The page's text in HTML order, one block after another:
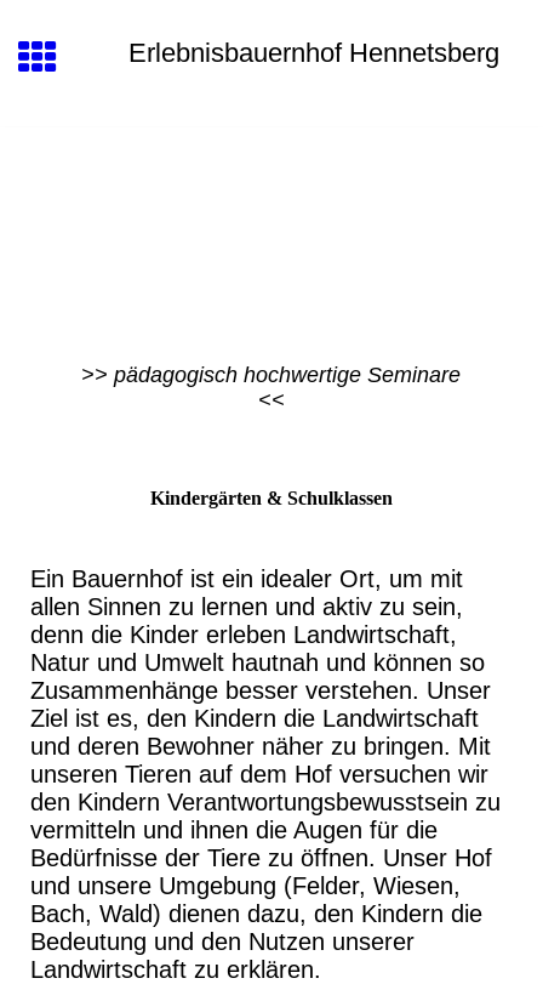
Erlebnisbauernhof Hennetsberg
>> pädagogisch hochwertige Seminare
<<
Kindergärten & Schulklassen
Ein Bauernhof ist ein idealer Ort, um mit
allen Sinnen zu lernen und aktiv zu sein,
denn die Kinder erleben Landwirtschaft,
Natur und Umwelt hautnah und können so
Zusammenhänge besser verstehen. Unser
Ziel ist es, den Kindern die Landwirtschaft
und deren Bewohner näher zu bringen. Mit
unseren Tieren auf dem Hof versuchen wir
den Kindern Verantwortungsbewusstsein zu
vermitteln und ihnen die Augen für die
Bedürfnisse der Tiere zu öffnen. Unser Hof
und unsere Umgebung (Felder, Wiesen,
Bach, Wald) dienen dazu, den Kindern die
Bedeutung und den Nutzen unserer
Landwirtschaft zu erklären.